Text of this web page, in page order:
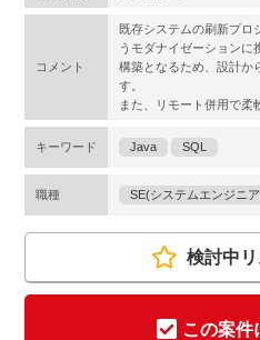
コメント
既存システムの刷新プロ
うモダナイゼーションに
構築となるため、設計か
す。
また、リモート併用で柔
キーワード Java SQL
職種 SE(システムエンジニ
検討中
この案件